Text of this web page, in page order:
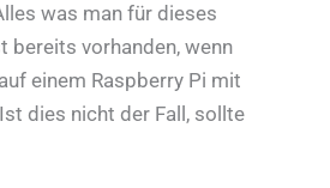
was man für dieses
bereits vorhanden, wenn
einem Raspberry Pi mit
dies nicht der Fall, sollte